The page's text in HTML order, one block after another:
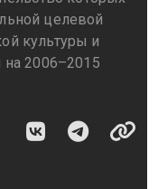
целевой
культуры и
на 2006–2015